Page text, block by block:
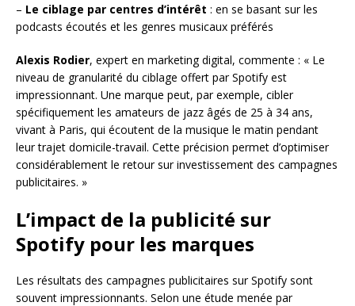
– Le ciblage par centres d’intérêt : en se basant sur les
podcasts écoutés et les genres musicaux préférés
Alexis Rodier, expert en marketing digital, commente : « Le
niveau de granularité du ciblage offert par Spotify est
impressionnant. Une marque peut, par exemple, cibler
spécifiquement les amateurs de jazz âgés de 25 à 34 ans,
vivant à Paris, qui écoutent de la musique le matin pendant
leur trajet domicile-travail. Cette précision permet d’optimiser
considérablement le retour sur investissement des campagnes
publicitaires. »
L’impact de la publicité sur
Spotify pour les marques
Les résultats des campagnes publicitaires sur Spotify sont
souvent impressionnants. Selon une étude menée par